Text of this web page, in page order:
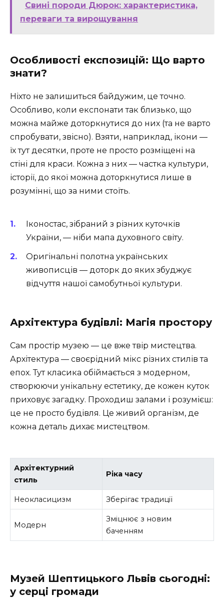
Свині породи Дюрок: характеристика,
переваги та вирощування
Особливості експозицій: Що варто
знати?
Ніхто не залишиться байдужим, це точно.
Особливо, коли експонати так близько, що
можна майже доторкнутися до них (та не варто
спробувати, звісно). Взяти, наприклад, ікони —
їх тут десятки, проте не просто розміщені на
стіні для краси. Кожна з них — частка культури,
історії, до якої можна доторкнутися лише в
розумінні, що за ними стоїть.
Іконостас, зібраний з різних куточків
України, — ніби мапа духовного світу.
Оригінальні полотна українських
живописців — доторк до яких збуджує
відчуття нашої самобутньої культури.
Архітектура будівлі: Магія простору
Сам простір музею — це вже твір мистецтва.
Архітектура — своєрідний мікс різних стилів та
епох. Тут класика обіймається з модерном,
створюючи унікальну естетику, де кожен куток
приховує загадку. Проходиш залами і розумієш:
це не просто будівля. Це живий організм, де
кожна деталь дихає мистецтвом.
Архітектурний
стиль
Ріка часу
Неокласицизм Зберігає традиції
Модерн
Зміцнює з новим
баченням
Музей Шептицького Львів сьогодні:
у серці громади